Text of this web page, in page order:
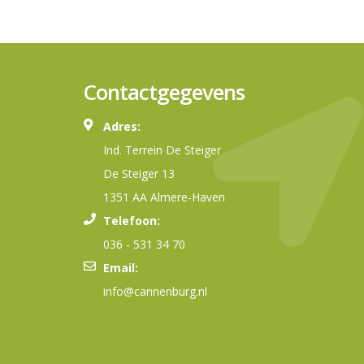
Contactgegevens
Adres:
Ind. Terrein De Steiger
De Steiger 13
1351 AA Almere-Haven
Telefoon:
036 - 531 34 70
Email:
info@cannenburg.nl